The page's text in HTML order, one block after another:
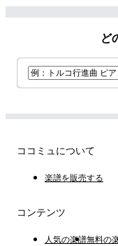
ど
ココミュについて
楽譜を販売する
コンテンツ
人気の楽譜無料の